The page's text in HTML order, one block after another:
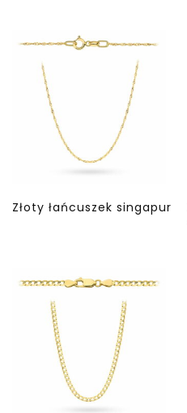
Złoty łańcuszek singapur